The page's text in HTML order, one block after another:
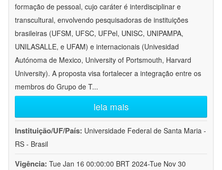
formação de pessoal, cujo caráter é interdisciplinar e
transcultural, envolvendo pesquisadoras de instituições
brasileiras (UFSM, UFSC, UFPel, UNISC, UNIPAMPA,
UNILASALLE, e UFAM) e internacionais (Univesidad
Autónoma de Mexico, University of Portsmouth, Harvard
University). A proposta visa fortalecer a integração entre os
membros do Grupo de T...
leia mais
Instituição/UF/País: Universidade Federal de Santa Maria -
RS - Brasil
Vigência: Tue Jan 16 00:00:00 BRT 2024-Tue Nov 30